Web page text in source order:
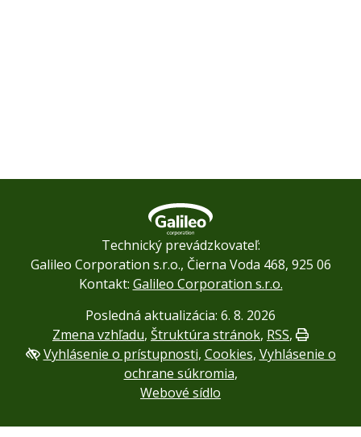
Technický prevádzkovateľ:
Galileo Corporation s.r.o., Čierna Voda 468, 925 06
Kontakt: Galileo Corporation s.r.o.
Posledná aktualizácia: 6. 8. 2026
Zmena vzhľadu, Štruktúra stránok, RSS, Vytlačiť
Vyhlásenie o prístupnosti, Cookies, Vyhlásenie o
ochrane súkromia,
Webové sídlo